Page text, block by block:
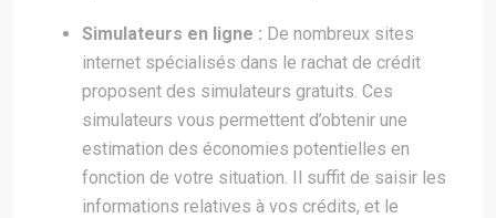
Simulateurs en ligne : De nombreux sites
internet spécialisés dans le rachat de crédit
proposent des simulateurs gratuits. Ces
simulateurs vous permettent d’obtenir une
estimation des économies potentielles en
fonction de votre situation. Il suffit de saisir les
informations relatives à vos crédits, et le